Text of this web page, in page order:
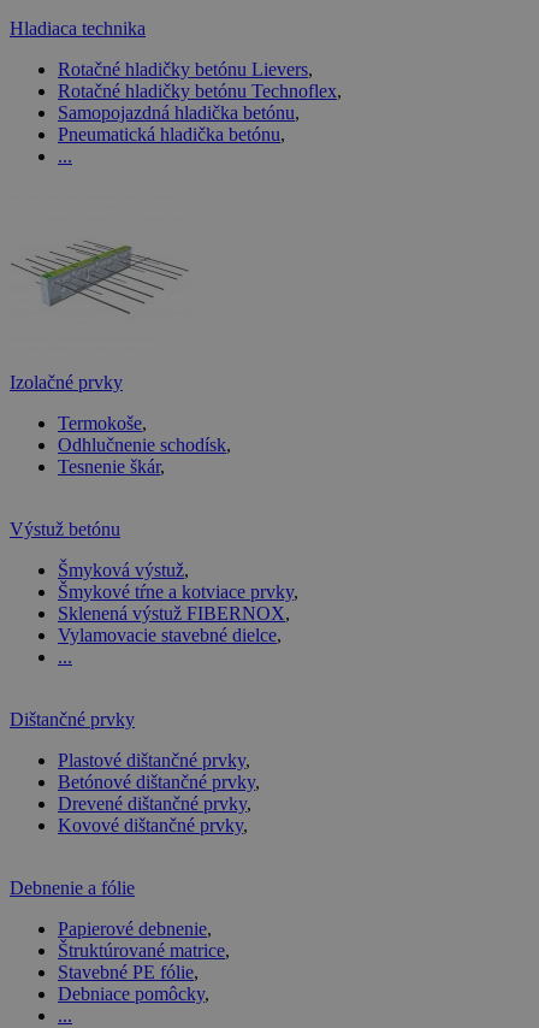
Hladiaca technika
Rotačné hladičky betónu Lievers,
Rotačné hladičky betónu Technoflex,
Samopojazdná hladička betónu,
Pneumatická hladička betónu,
...
Izolačné prvky
Termokoše,
Odhlučnenie schodísk,
Tesnenie škár,
Výstuž betónu
Šmyková výstuž,
Šmykové tŕne a kotviace prvky,
Sklenená výstuž FIBERNOX,
Vylamovacie stavebné dielce,
...
Dištančné prvky
Plastové dištančné prvky,
Betónové dištančné prvky,
Drevené dištančné prvky,
Kovové dištančné prvky,
Debnenie a fólie
Papierové debnenie,
Štruktúrované matrice,
Stavebné PE fólie,
Debniace pomôcky,
...